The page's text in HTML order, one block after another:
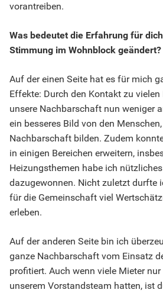
vorantreiben.
Was bedeutet die Erfahrung für
Stimmung im Wohnblock geändert?
Auf der einen Seite hat es für mich
Effekte: Durch den Kontakt zu
unsere Nachbarschaft nun weniger
ein besseres Bild von den
Nachbarschaft bilden. Zudem
in einigen Bereichen erweitern,
Heizungsthemen habe ich
dazugewonnen. Nicht zuletzt durfte
für die Gemeinschaft viel
erleben.
Auf der anderen Seite bin ich
ganze Nachbarschaft vom Einsatz
profitiert. Auch wenn viele Mieter
unserem Vorstandsteam hatten, ist